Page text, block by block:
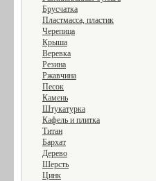
Брусчатка
Пластмасса, пластик
Черепица
Крыша
Веревка
Резина
Ржавчина
Песок
Камень
Штукатурка
Кафель и плитка
Титан
Бархат
Дерево
Шерсть
Цинк